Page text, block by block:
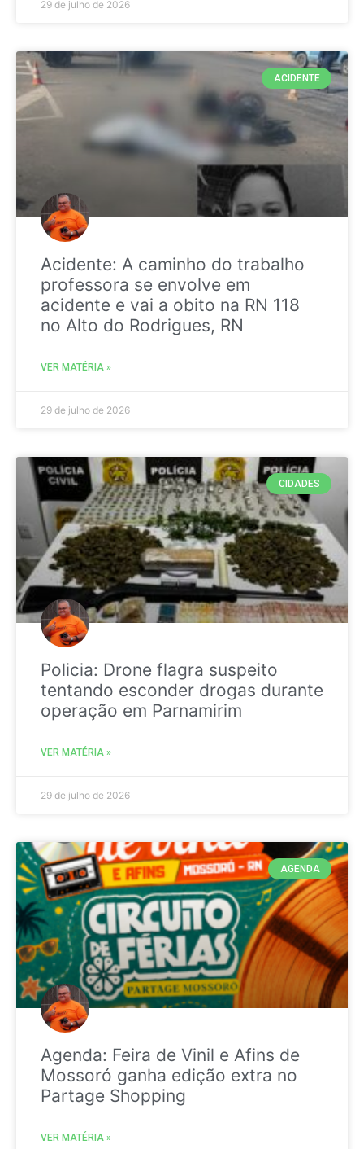
29 de julho de 2026
ACIDENTE
Acidente: A caminho do trabalho
professora se envolve em
acidente e vai a obito na RN 118
no Alto do Rodrigues, RN
VER MATÉRIA »
29 de julho de 2026
CIDADES
Policia: Drone flagra suspeito
tentando esconder drogas durante
operação em Parnamirim
VER MATÉRIA »
29 de julho de 2026
AGENDA
Agenda: Feira de Vinil e Afins de
Mossoró ganha edição extra no
Partage Shopping
VER MATÉRIA »